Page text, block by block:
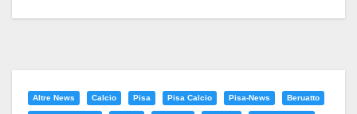
Altre News Calcio Pisa Pisa Calcio Pisa-News Beruatto